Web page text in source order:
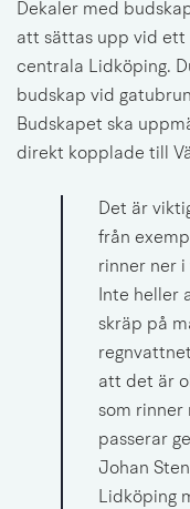
Dekaler med
att sättas upp vid ett
centrala Lidköping.
budskap vid
Budskapet ska
direkt kopplade till
Det är
från
rinner ner
Inte heller
skräp på
att det är
som rinner
passerar
Johan
Lidköping